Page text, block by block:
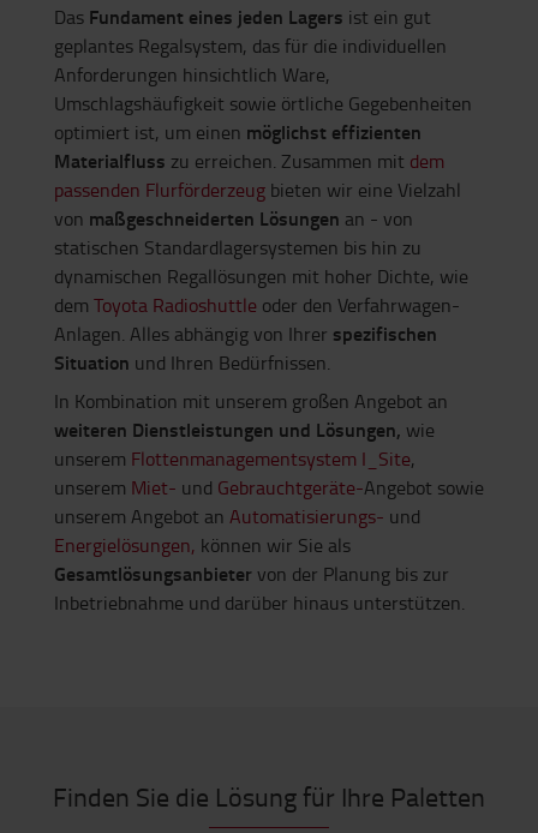
Das Fundament eines jeden Lagers ist ein gut
geplantes Regalsystem, das für die individuellen
Anforderungen hinsichtlich Ware,
Umschlagshäufigkeit sowie örtliche Gegebenheiten
optimiert ist, um einen möglichst effizienten
Materialfluss zu erreichen. Zusammen mit dem
passenden Flurförderzeug bieten wir eine Vielzahl
von maßgeschneiderten Lösungen an - von
statischen Standardlagersystemen bis hin zu
dynamischen Regallösungen mit hoher Dichte, wie
dem Toyota Radioshuttle oder den Verfahrwagen-
Anlagen. Alles abhängig von Ihrer spezifischen
Situation und Ihren Bedürfnissen.
In Kombination mit unserem großen Angebot an
weiteren Dienstleistungen und Lösungen, wie
unserem Flottenmanagementsystem I_Site,
unserem Miet- und Gebrauchtgeräte-Angebot sowie
unserem Angebot an Automatisierungs- und
Energielösungen, können wir Sie als
Gesamtlösungsanbietervon der Planung bis zur
Inbetriebnahme und darüber hinaus unterstützen.
Finden Sie die Lösung für Ihre Paletten